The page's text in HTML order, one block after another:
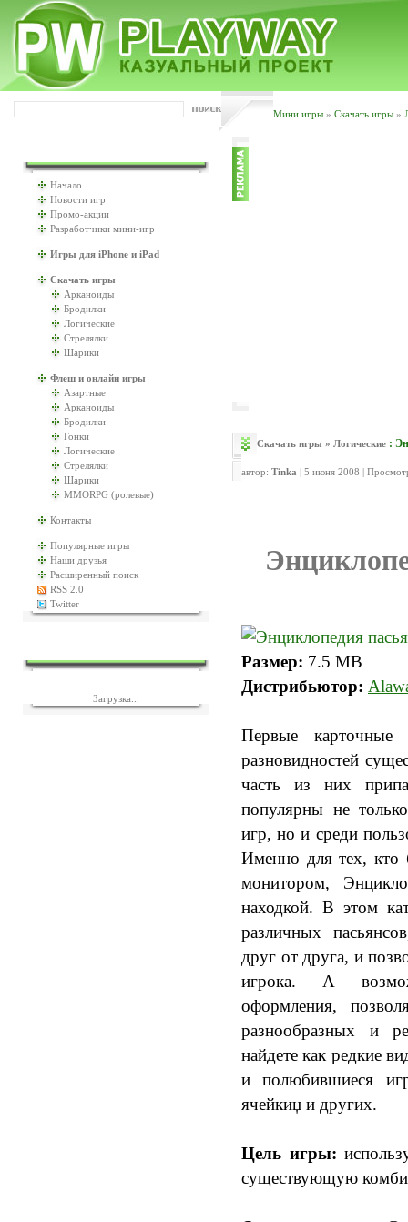
Мини игры » Скачать игры »
Начало
Новости игр
Промо-акции
Разработчики мини-игр
Игры для iPhone и iPad
Скачать игры
Арканоиды
Бродилки
Логические
Стрелялки
Шарики
Флеш и онлайн игры
Азартные
Арканоиды
Бродилки
Гонки
Логические
Стрелялки
Шарики
MMORPG (ролевые)
Контакты
Популярные игры
Наши друзья
Расширенный поиск
RSS 2.0
Twitter
Загрузка...
Скачать игры » Логические :
автор: Tinka | 5 июня 2008 |
Размер: 7.5 MB
Дистрибьютор:
Первые
разновидностей
часть из них
популярны не
игр, но и среди
Именно для тех, кто
монитором,
находкой. В этом
различных
друг от друга, и
игрока. А
оформления,
разнообразных и
найдете как редкие
и полюбившиеся
ячейкиџ и других.
Цель игры:
существующую